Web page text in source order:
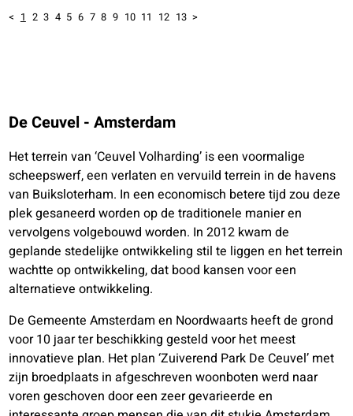
< 1 2 3 4 5 6 7 8 9 10 11 12 13 >
De Ceuvel - Amsterdam
Het terrein van ‘Ceuvel Volharding’ is een voormalige
scheepswerf, een verlaten en vervuild terrein in de havens
van Buiksloterham. In een economisch betere tijd zou deze
plek gesaneerd worden op de traditionele manier en
vervolgens volgebouwd worden. In 2012 kwam de
geplande stedelijke ontwikkeling stil te liggen en het terrein
wachtte op ontwikkeling, dat bood kansen voor een
alternatieve ontwikkeling.
De Gemeente Amsterdam en Noordwaarts heeft de grond
voor 10 jaar ter beschikking gesteld voor het meest
innovatieve plan. Het plan ‘Zuiverend Park De Ceuvel’ met
zijn broedplaats in afgeschreven woonboten werd naar
voren geschoven door een zeer gevarieerde en